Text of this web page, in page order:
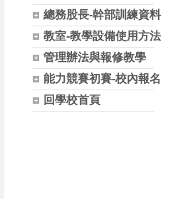
總務股長-幹部訓練資料
教室-教學設備使用方法
管理辦法與報修教學
能力競賽初賽-校內報名
回學校首頁